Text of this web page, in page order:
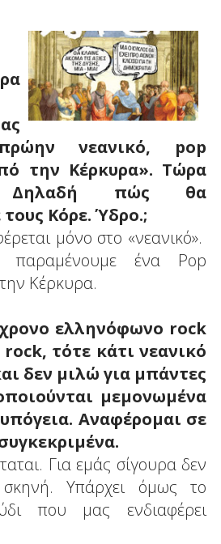
νεανικό, pop
την Κέρκυρα». Τώρα
Δηλαδή πώς θα
Κόρε. Ύδρο.;
μόνο στο «νεανικό».
ένα Pop
Κέρκυρα.
ελληνόφωνο rock
τότε κάτι νεανικό
δεν μιλώ για μπάντες
μεμονωμένα
Αναφέρομαι σε
Για εμάς σίγουρα δεν
σκηνή. Υπάρχει όμως το
που μας ενδιαφέρει